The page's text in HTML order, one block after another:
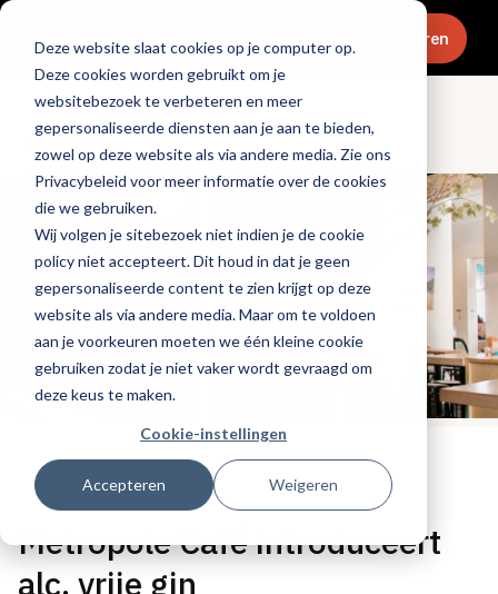
Deze website slaat cookies op je computer op.
Deze cookies worden gebruikt om je
websitebezoek te verbeteren en meer
gepersonaliseerde diensten aan je aan te bieden,
zowel op deze website als via andere media. Zie ons
Privacybeleid voor meer informatie over de cookies
die we gebruiken.
Wij volgen je sitebezoek niet indien je de cookie
policy niet accepteert. Dit houd in dat je geen
gepersonaliseerde content te zien krijgt op deze
website als via andere media. Maar om te voldoen
aan je voorkeuren moeten we één kleine cookie
gebruiken zodat je niet vaker wordt gevraagd om
deze keus te maken.
Cookie-instellingen
Accepteren Weigeren
Menu Abonneren
Dranken
Tags:alcoholvrij
Gepubliceerd op: 1 januari 2020
Metropole Café introduceert
alc. vrije gin